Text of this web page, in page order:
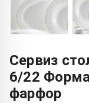
Сервиз
6/22
фарфор